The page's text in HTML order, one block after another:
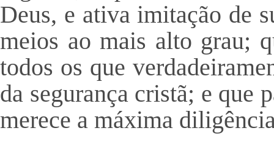
Deus, e ativa imitação de
meios ao mais alto grau;
todos os que
da segurança cristã; e que
merece a máxima